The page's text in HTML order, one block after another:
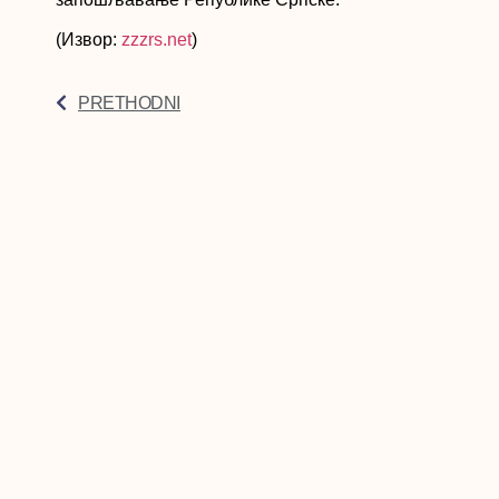
(Извор: zzzrs.net)
PRETHODNI